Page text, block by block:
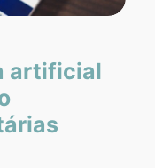
artificial